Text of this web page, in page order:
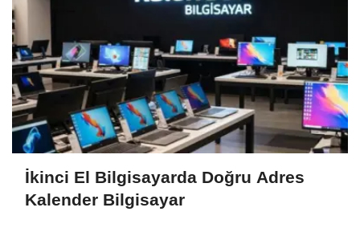
İkinci El Bilgisayarda Doğru Adres
Kalender Bilgisayar